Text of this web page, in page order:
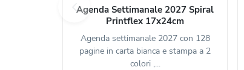
Agenda Settimanale 2027 Spiral
Printflex 17x24cm
Agenda settimanale 2027 con 128
pagine in carta bianca e stampa a 2
colori ,...